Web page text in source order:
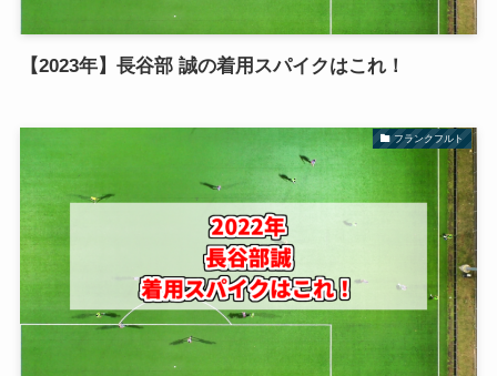
【2023年】長谷部 誠の着用スパイクはこれ！
フランクフルト